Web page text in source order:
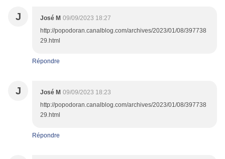
J José M 09/09/2023 18:27
http://popodoran.canalblog.com/archives/2023/01/08/397738
29.html
Répondre
J José M 09/09/2023 18:23
http://popodoran.canalblog.com/archives/2023/01/08/397738
29.html
Répondre